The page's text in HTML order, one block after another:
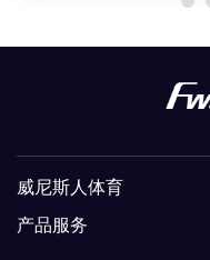
威尼斯人体育
产品服务